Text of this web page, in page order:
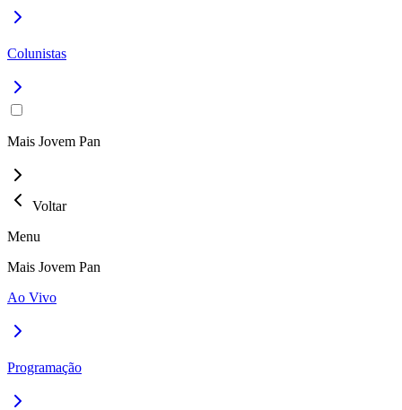
Colunistas
Mais Jovem Pan
Voltar
Menu
Mais Jovem Pan
Ao Vivo
Programação